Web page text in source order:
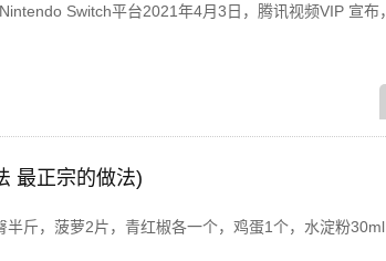
Switch平台2021年4月3日，腾讯视频VIP 宣布
最正宗的做法)
斤，菠萝2片，青红椒各一个，鸡蛋1个，水淀粉30ml